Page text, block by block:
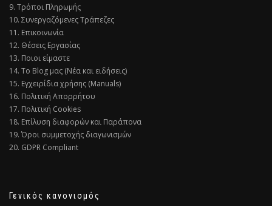
9. Τρόποι Πληρωμής
10. Συνεργαζόμενες Τράπεζες
11. Επικοινωνία
12. Θέσεις Εργασίας
13. Ποιοι είμαστε
14. Το Blog μας (Νέα και ειδήσεις)
15. Εγχειρίδια χρήσης (Manuals)
16. Πολιτική Απορρήτου
17. Πολιτική Cookies
18. Επίλυση διαφορών και Παράπονα
19. Όροι συμμετοχής διαγωνισμών
20. GDPR Compliant
Γενικός κανονισμός